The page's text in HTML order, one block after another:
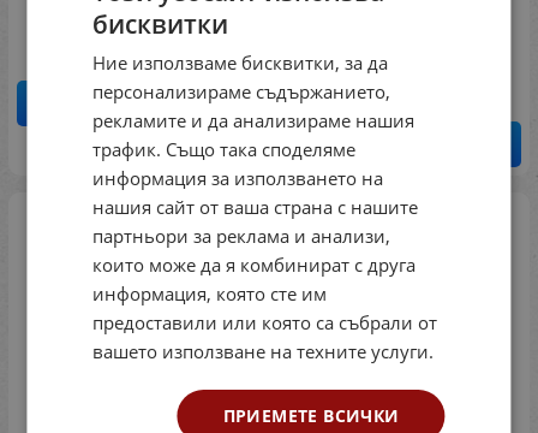
€ / 5.98 лв.
КУПИ
3.07 €
бисквитки
Ние използваме бисквитки, за да
персонализираме съдържанието,
рекламите и да анализираме нашия
трафик. Също така споделяме
информация за използването на
нашия сайт от ваша страна с нашите
партньори за реклама и анализи,
които може да я комбинират с друга
информация, която сте им
предоставили или която са събрали от
вашето използване на техните услуги.
ПРИЕМЕТЕ ВСИЧКИ